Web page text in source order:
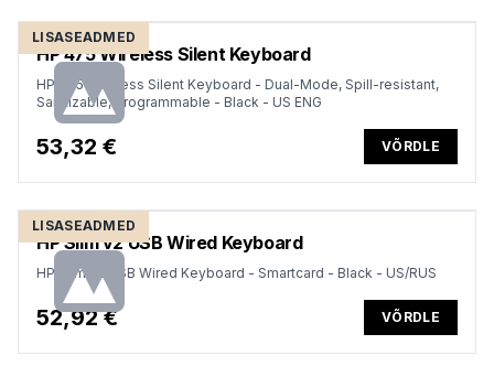
LISASEADMED
HP 475 Wireless Silent Keyboard
HP 475 Wireless Silent Keyboard - Dual-Mode, Spill-resistant,
Sanitizable, Programmable - Black - US ENG
53,32 € VÕRDLE
LISASEADMED
HP Slim v2 USB Wired Keyboard
HP Slim v2 USB Wired Keyboard - Smartcard - Black - US/RUS
52,92 € VÕRDLE